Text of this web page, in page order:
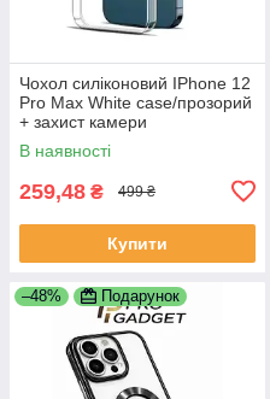
Чохол силіконовий IPhone 12
Pro Max White case/прозорий
+ захист камери
В наявності
259,48 ₴ 499 ₴
Купити
–48% Подарунок